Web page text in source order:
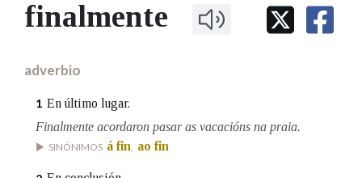
IDENTIDADE CORPORATIVA
MARCIAL DEL ADALID
FIGURAS HOMENAXEADAS
PORTAL DAS PALABRAS
Facebook
TwitterYoutubeInstagram
Bluesky
BUSCAR NOS LEMAS
finalmente
adverbio
1 En último lugar.
Finalmente acordaron pasar as vacacións na praia.
SINÓNIMOS á fin ao fin